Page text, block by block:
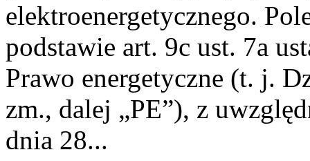
elektroenergetycznego.
podstawie art. 9c ust. 7a
Prawo energetyczne (t. j.
zm., dalej „PE”), z
dnia 28...